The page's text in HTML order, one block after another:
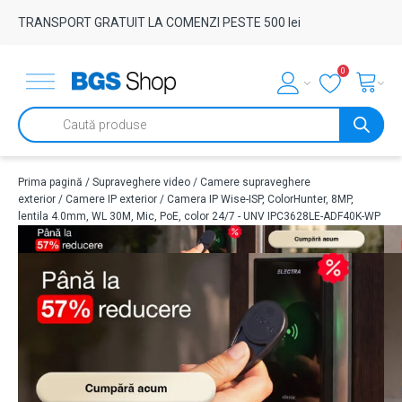
TRANSPORT GRATUIT LA COMENZI PESTE 500 lei
0
Products
search
Prima pagină / Supraveghere video / Camere supraveghere
exterior / Camere IP exterior / Camera IP Wise-ISP, ColorHunter, 8MP,
lentila 4.0mm, WL 30M, Mic, PoE, color 24/7 - UNV IPC3628LE-ADF40K-WP